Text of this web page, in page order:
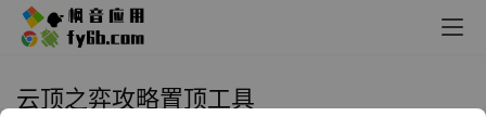
云顶之弈攻略置顶工具